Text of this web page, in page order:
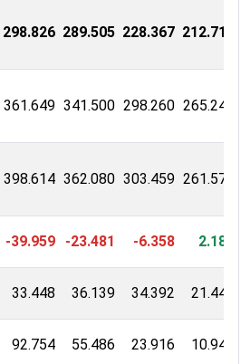
298.826 289.505 228.367 212.713
361.649 341.500 298.260 265.242
398.614 362.080 303.459 261.578
-39.959 -23.481 -6.358 2.189
33.448 36.139 34.392 21.440
92.754 55.486 23.916 10.948